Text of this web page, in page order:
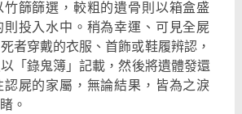
篩篩選， 較粗的遺骨則以箱盒盛
投入水中。稍為幸運、 可見全屍
者穿戴的衣服、首飾或鞋履辨認，
「錄鬼簿」記載，然後將遺體發還
認屍的家屬，無論結果，皆為之淚
。